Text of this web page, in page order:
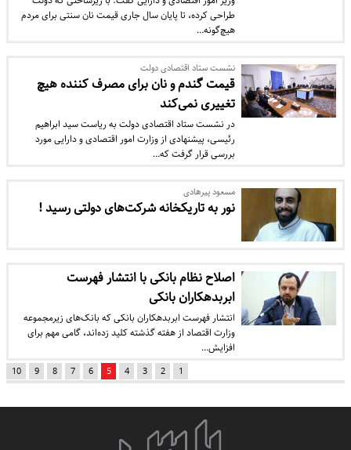
طراحی کرده، تا پایان سال جاری قیمت نان سنتی برای مردم
هیچ‌گونه…
نشست ستاد اقتصادی دولت
قیمت گندم و نان برای مصرف‌ کننده هیچ
تغییری نمی‌کند
در نشست ستاد اقتصادی دولت به ریاست سید ابراهیم
رئیسی، پیشنهادی از وزارت امور اقتصادی و دارایی مورد
بررسی قرار گرفت که…
مسعود پیرهادی
نور به تاریکخانه شرکت‌های دولتی رسید !
اصلاح نظام بانکی با انتشار فهرست
ابربدهکاران بانکی
انتشار فهرست ابربدهکاران بانکی که بانک‌های زیرمجموعه
وزارت اقتصاد از هفته گذشته کلید زده‌اند، گامی مهم برای
افزایش…
1
2
3
4
5
6
7
8
9
10